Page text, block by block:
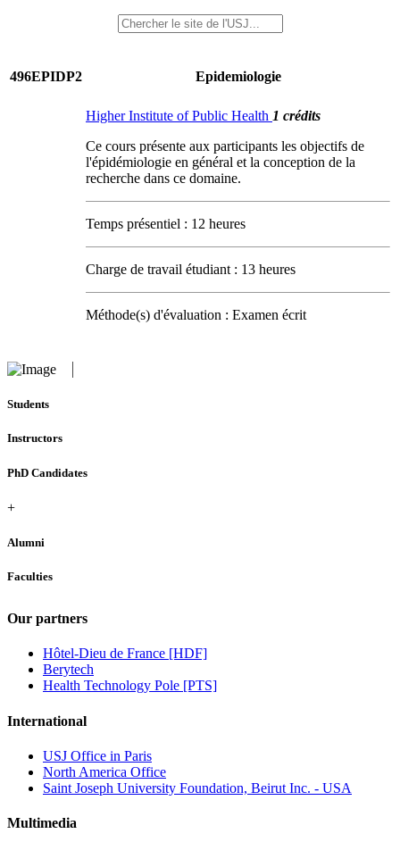
496EPIDP2 Epidemiologie
Higher Institute of Public Health 1 crédits
Ce cours présente aux participants les objectifs de
l'épidémiologie en général et la conception de la
recherche dans ce domaine.
Temps présentiel : 12 heures
Charge de travail étudiant : 13 heures
Méthode(s) d'évaluation : Examen écrit
Students
Instructors
PhD Candidates
+
Alumni
Faculties
Our partners
Hôtel-Dieu de France [HDF]
Berytech
Health Technology Pole [PTS]
International
USJ Office in Paris
North America Office
Saint Joseph University Foundation, Beirut Inc. - USA
Multimedia